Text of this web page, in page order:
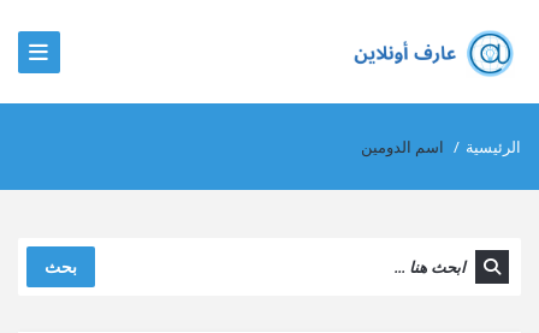
الرئيسية / اسم الدومين
بحث